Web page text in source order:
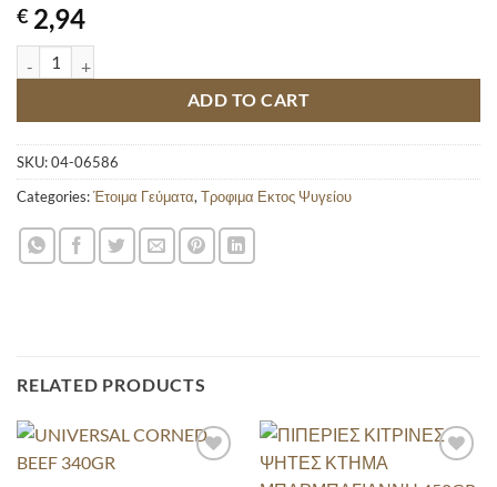
€ 2,94
SOBA CUP NOODLES PEKING DUCK 87GR quantity
ADD TO CART
SKU:04-06586
Categories:Έτοιμα Γεύματα,Τροφιμα Εκτος Ψυγείου
RELATED PRODUCTS